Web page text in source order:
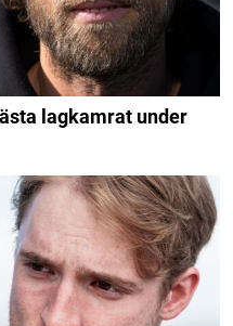
lagkamrat under